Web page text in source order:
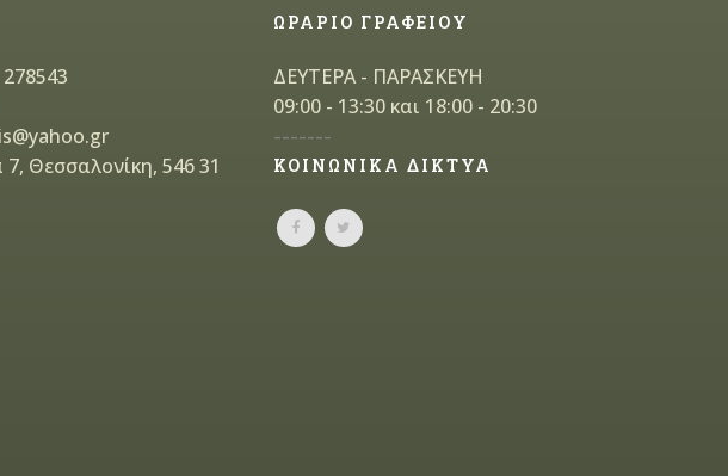
Θεσσαλονίκη, 546 31
ΩΡΑΡΙΟ ΓΡΑΦΕΙΟΥ
ΔΕΥΤΕΡΑ - ΠΑΡΑΣΚΕΥΗ
09:00 - 13:30 και 18:00 - 20:30
-------
ΚΟΙΝΩΝΙΚΑ ΔΙΚΤΥΑ